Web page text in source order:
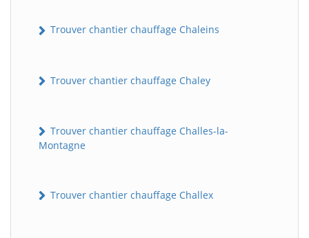
Trouver chantier chauffage Chaleins
Trouver chantier chauffage Chaley
Trouver chantier chauffage Challes-la-
Montagne
Trouver chantier chauffage Challex